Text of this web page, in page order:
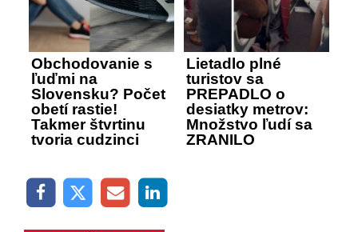
Obchodovanie s
ľuďmi na
Slovensku? Počet
obetí rastie!
Takmer štvrtinu
tvoria cudzinci
Lietadlo plné
turistov sa
PREPADLO o
desiatky metrov:
Množstvo ľudí sa
ZRANILO